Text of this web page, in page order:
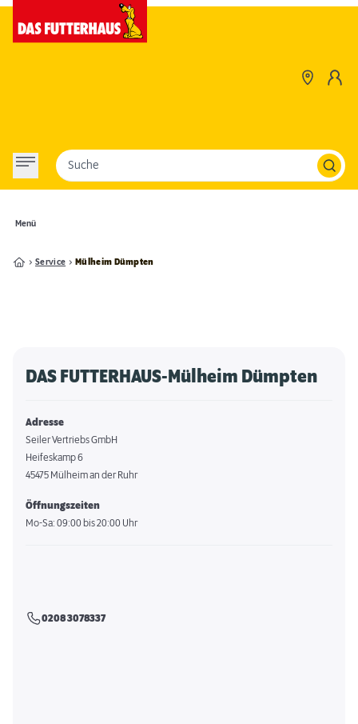
Menü
Suche
Service Mülheim Dümpten
DAS FUTTERHAUS-Mülheim Dümpten
Adresse
Seiler Vertriebs GmbH
Heifeskamp 6
45475 Mülheim an der Ruhr
Öffnungszeiten
Mo-Sa: 09:00 bis 20:00 Uhr
0208 3078337